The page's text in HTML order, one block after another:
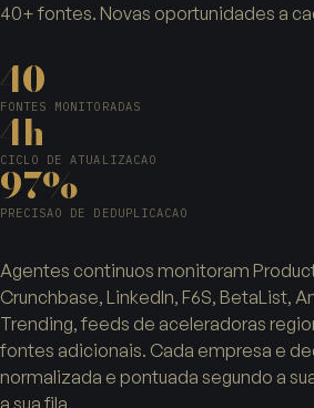
40+ fontes. Novas oportunidades a
40+
FONTES MONITORADAS
4h
CICLO DE ATUALIZACAO
97%
PRECISAO DE DEDUPLICACAO
Agentes continuos monitoram
Crunchbase, LinkedIn, F6S, BetaList,
Trending, feeds de aceleradoras
fontes adicionais. Cada empresa e
normalizada e pontuada segundo a
a sua fila.